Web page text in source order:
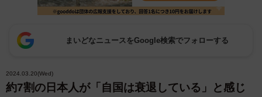
まいどなニュースをGoogle検索でフォローする
2024.03.20(Wed)
約7割の日本人が「自国は衰退している」と感じ